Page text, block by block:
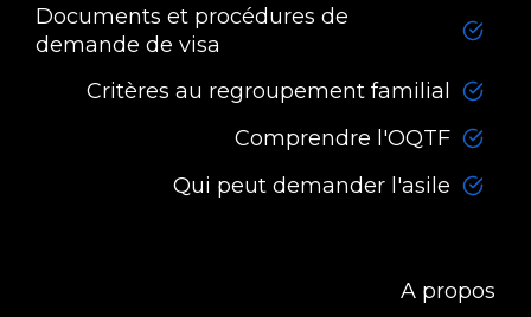
Documents et procédures de
demande de visa
Critères au regroupement familial
Comprendre l'OQTF
Qui peut demander l'asile
A propos